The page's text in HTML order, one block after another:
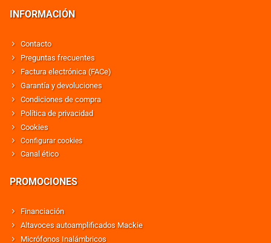
INFORMACIÓN
Contacto
Preguntas frecuentes
Factura electrónica (FACe)
Garantía y devoluciones
Condiciones de compra
Política de privacidad
Cookies
Configurar cookies
Canal ético
PROMOCIONES
Financiación
Altavoces autoamplificados Mackie
Micrófonos Inalámbricos